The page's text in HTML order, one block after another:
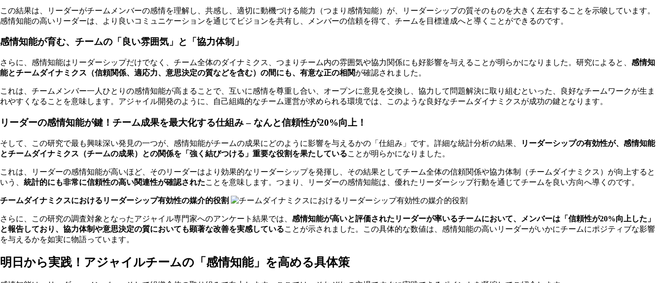
この結果は、リーダーがチームメンバーの感情を理解し、共感し、適切に動機づける能力（つまり感情知能）が、リーダーシップの質そのものを大きく左右することを示唆しています。
感情知能の高いリーダーは、より良いコミュニケーションを通じてビジョンを共有し、メンバーの信頼を得て、チームを目標達成へと導くことができるのです。
感情知能が育む、チームの「良い雰囲気」と「協力体制」
さらに、感情知能はリーダーシップだけでなく、チーム全体のダイナミクス、つまりチーム内の雰囲気や協力関係にも好影響を与えることが明らかになりました。研究によると、 感情知
能とチームダイナミクス（信頼関係、適応力、意思決定の質などを含む）の間にも、有意な正の相関が確認されました。
これは、チームメンバー一人ひとりの感情知能が高まることで、互いに感情を尊重し合い、オープンに意見を交換し、協力して問題解決に取り組むといった、良好なチームワークが生ま
れやすくなることを意味します。アジャイル開発のように、自己組織的なチーム運営が求められる環境では、このような良好なチームダイナミクスが成功の鍵となります。
リーダーの感情知能が鍵！チーム成果を最大化する仕組み – なんと信頼性が20%向上！
そして、この研究で最も興味深い発見の一つが、感情知能がチームの成果にどのように影響を与えるかの「仕組み」です。詳細な統計分析の結果、
リーダーシップの有効性が、感情知能
とチームダイナミクス（チームの成果）との関係を「強く結びつける」重要な役割を果たしていることが明らかになりました。
これは、リーダーの感情知能が高いほど、そのリーダーはより効果的なリーダーシップを発揮し、その結果としてチーム全体の信頼関係や協力体制（チームダイナミクス）が向上すると
いう、 統計的にも非常に信頼性の高い関連性が確認されたことを意味します。つまり、リーダーの感情知能は、優れたリーダーシップ行動を通じてチームを良い方向へ導くのです。
チームダイナミクスにおけるリーダーシップ有効性の媒介的役割
さらに、この研究の調査対象となったアジャイル専門家へのアンケート結果では、 感情知能が高いと評価されたリーダーが率いるチームにおいて、メンバーは「信頼性が20%向上した」
と報告しており、協力体制や意思決定の質においても顕著な改善を実感していることが示されました。この具体的な数値は、感情知能の高いリーダーがいかにチームにポジティブな影響
を与えるかを如実に物語っています。
明日から実践！アジャイルチームの「感情知能」を高める具体策